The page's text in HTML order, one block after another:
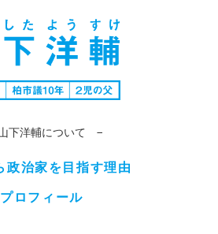
下洋輔について −
政治家を目指す理由
プロフィール